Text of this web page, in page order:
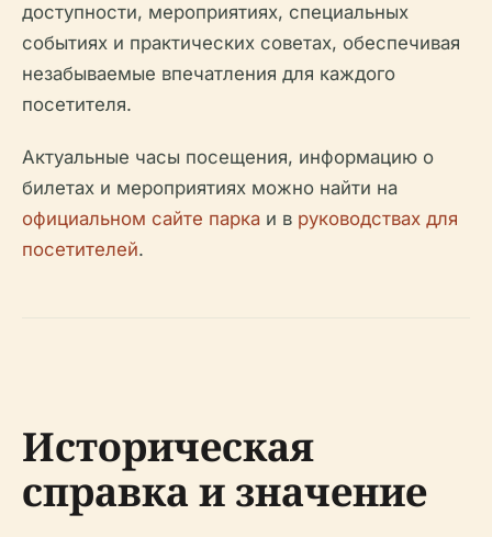
доступности, мероприятиях, специальных
событиях и практических советах, обеспечивая
незабываемые впечатления для каждого
посетителя.
Актуальные часы посещения, информацию о
билетах и мероприятиях можно найти на
официальном сайте парка и в руководствах для
посетителей.
Историческая
справка и значение